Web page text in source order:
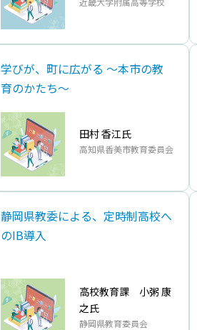
学びが、町に広がる ～本市の教
育のかたち～
田村 香江氏
高知県香美市教育委員会
静岡県教委による、定時制高校へ
のIB導入
高校教育課 小粥 康
之氏
静岡県教育委員会